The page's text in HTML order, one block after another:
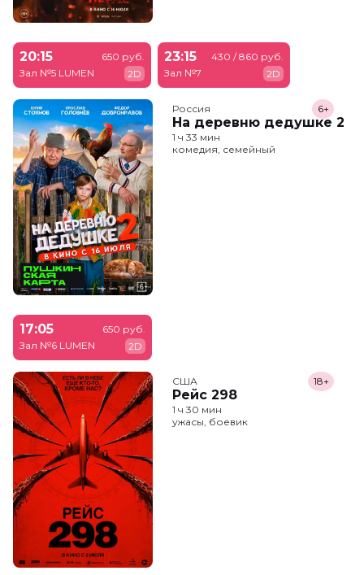
20:15
Зал №5 LUMEN
650 руб.
2D
23:15
Зал №7
430 / 860 руб.
2D
Россия
На деревню дедушке 2
6+
1 ч 33 мин
комедия, семейный
17:05
Зал №6 LUMEN
650 руб.
2D
США
Рейс 298
18+
1 ч 30 мин
ужасы, боевик